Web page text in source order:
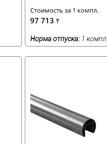
Стоимость за 1 компл.
97 713₸
Норма отпуска: 1 компл